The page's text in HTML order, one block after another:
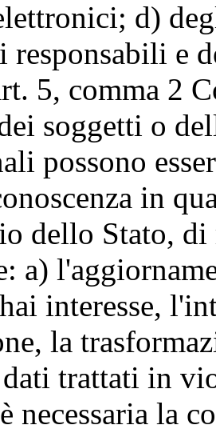
d)
responsabili e
5, comma 2
soggetti o
possono
in
dello Stato,
a)
interesse,
la
trattati in
necessaria la